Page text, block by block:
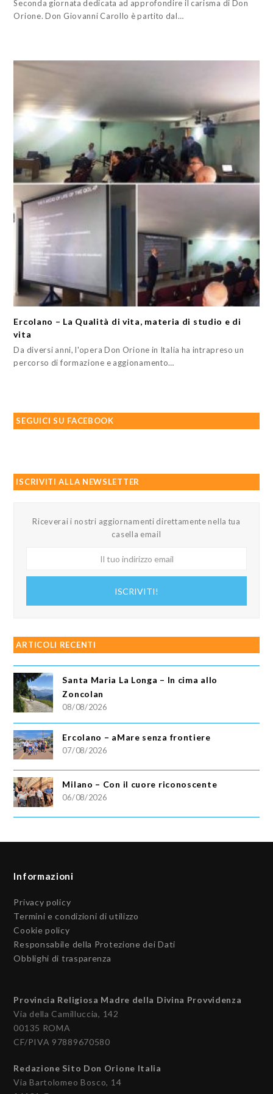
Seconda giornata dedicata ad approfondire il carisma di Don
Orione. Don Giovanni Carollo è partito dal…
Ercolano – La Qualità di vita, materia di studio e di
vita
Da diversi anni, l'opera Don Orione in Italia ha intrapreso un
percorso di formazione e aggionamento…
SEGUICI SU FACEBOOK
ISCRIVITI ALLA NEWSLETTER
Riceverai i nostri aggiornamenti direttamente nella tua
casella email
ISCRIVITI!
ARTICOLI RECENTI
Santa Maria La Longa – In cima allo
Zoncolan
08/08/2026
Ercolano – aMare senza frontiere
07/08/2026
Milano – Con il cuore riconoscente
06/08/2026
Informazioni
Privacy policy
Termini e condizioni di utilizzo
Cookie policy
Responsabile della Protezione dei Dati
Obblighi di trasparenza
Provincia Religiosa Madre della Divina Provvidenza
Via della Camilluccia, 142
00135 ROMA
CF/PIVA 97889670580
Redazione Sito Don Orione Italia
Via Bartolomeo Bosco, 14